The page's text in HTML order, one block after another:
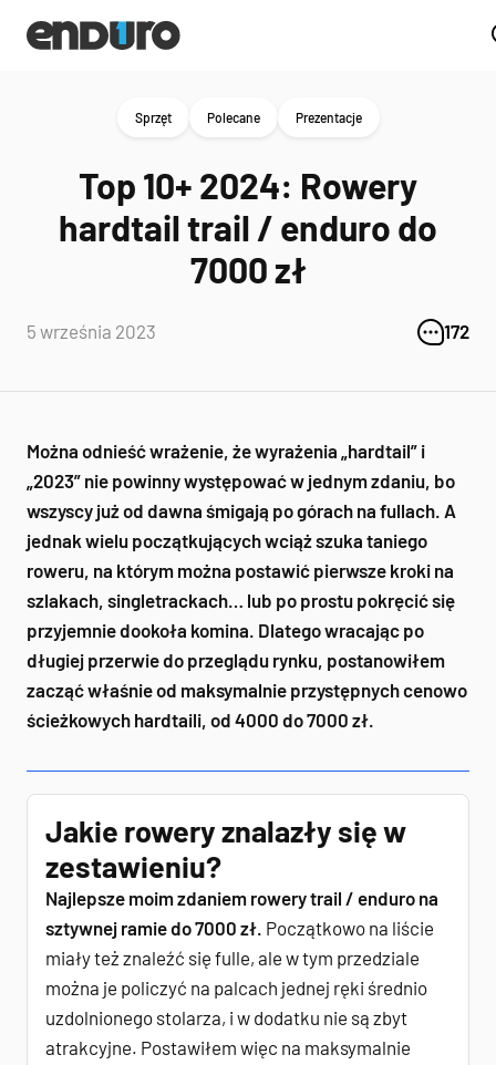
Sprzęt Polecane Prezentacje
Top 10+ 2024: Rowery
hardtail trail / enduro do
7000 zł
5 września 2023 172
Można odnieść wrażenie, że wyrażenia „hardtail” i
„2023” nie powinny występować w jednym zdaniu, bo
wszyscy już od dawna śmigają po górach na fullach. A
jednak wielu początkujących wciąż szuka taniego
roweru, na którym można postawić pierwsze kroki na
szlakach, singletrackach… lub po prostu pokręcić się
przyjemnie dookoła komina. Dlatego wracając po
długiej przerwie do przeglądu rynku, postanowiłem
zacząć właśnie od maksymalnie przystępnych cenowo
ścieżkowych hardtaili, od 4000 do 7000 zł.
Jakie rowery znalazły się w
zestawieniu?
Najlepsze moim zdaniem rowery trail / enduro na
sztywnej ramie do 7000 zł. Początkowo na liście
miały też znaleźć się fulle, ale w tym przedziale
można je policzyć na palcach jednej ręki średnio
uzdolnionego stolarza, i w dodatku nie są zbyt
atrakcyjne. Postawiłem więc na maksymalnie